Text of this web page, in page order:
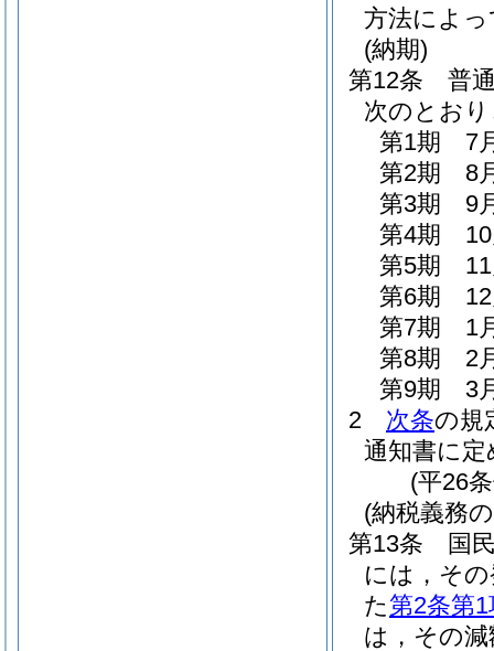
方法によ
(納期)
第12条
普
次のとお
第1期 7
第2期 8
第3期 9
第4期 10
第5期 11
第6期 12
第7期 1
第8期 2
第9期 3
2
次条の規
通知書に
(平26
(納税義務
第13条
国
には，そ
た第2条第1
は，その